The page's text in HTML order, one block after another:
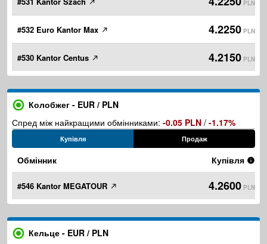
PLN
#532 Euro Kantor Max 4.2250 PLN
#530 Kantor Centus 4.2150 PLN
Колобжег - EUR / PLN
Спред між найкращими обмінниками: -0.05 PLN / -1.17%
Купівля Продаж
Обмінник Купівля
#546 Kantor MEGATOUR 4.2600 PLN
Кельце - EUR / PLN